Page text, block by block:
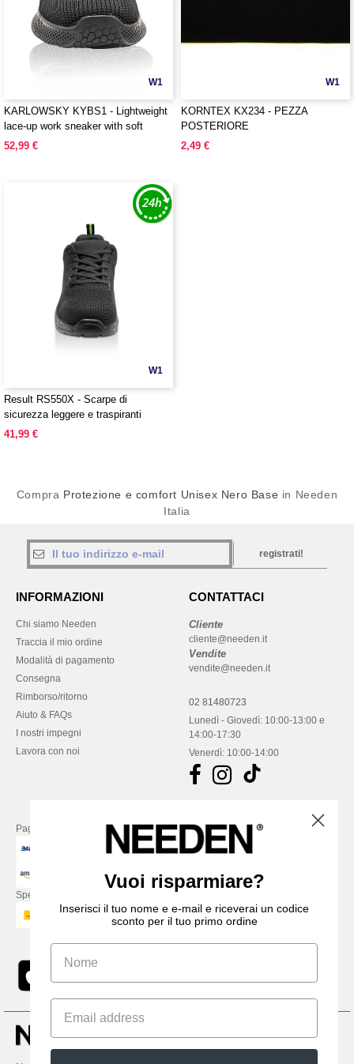
W1
KARLOWSKY KYBS1 - Lightweight
lace-up work sneaker with soft
outsole for ladies and men
52,99 €
W1
KORNTEX KX234 - PEZZA
POSTERIORE
2,49 €
W1
Result RS550X - Scarpe di
sicurezza leggere e traspiranti
41,99 €
Compra Protezione e comfort Unisex Nero Base in Needen
Italia
registrati!
INFORMAZIONI
Chi siamo Needen
Traccia il mio ordine
Modalità di pagamento
Consegna
Rimborso/ritorno
Aiuto & FAQs
I nostri impegni
Lavora con noi
CONTATTACI
Cliente
cliente@needen.it
Vendite
vendite@needen.it
02 81480723
Lunedì - Giovedì: 10:00-13:00 e
14:00-17:30
Venerdì: 10:00-14:00
Paga con
Spediamo con
Vuoi risparmiare?
Inserisci il tuo nome e e-mail e riceverai un codice
sconto per il tuo primo ordine